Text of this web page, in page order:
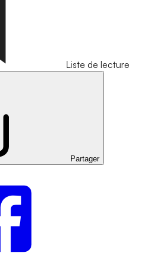
Liste de lecture
Partager